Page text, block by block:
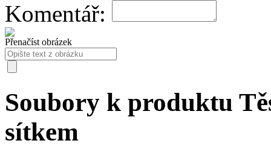
Komentář:
Přenačíst obrázek
Soubory k produktu
sítkem